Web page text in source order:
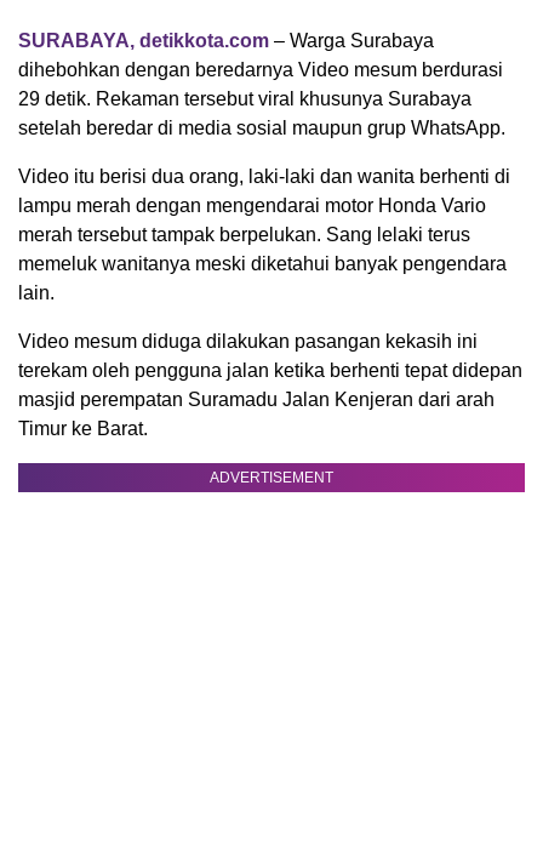
SURABAYA, detikkota.com – Warga Surabaya
dihebohkan dengan beredarnya Video mesum berdurasi
29 detik. Rekaman tersebut viral khusunya Surabaya
setelah beredar di media sosial maupun grup WhatsApp.
Video itu berisi dua orang, laki-laki dan wanita berhenti di
lampu merah dengan mengendarai motor Honda Vario
merah tersebut tampak berpelukan. Sang lelaki terus
memeluk wanitanya meski diketahui banyak pengendara
lain.
Video mesum diduga dilakukan pasangan kekasih ini
terekam oleh pengguna jalan ketika berhenti tepat didepan
masjid perempatan Suramadu Jalan Kenjeran dari arah
Timur ke Barat.
ADVERTISEMENT